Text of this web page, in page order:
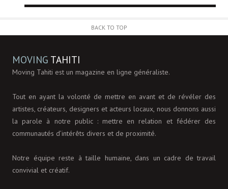
BACK TO TOP
MOVING TAHITI
Moving Tahiti est un magazine en ligne généraliste.
Tout en ayant la volonté de mettre en avant et de révéler des
artistes, créateurs, designers et acteurs locaux, nous donnons aussi
la parole à notre public : mettre en relation et fédérer des
communautés d’intérêts divers et de proximité.
Notre équipe reste à taille humaine, dans un cadre de travail
convivial et créatif.